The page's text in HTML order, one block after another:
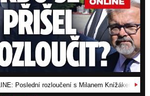
Poslední rozloučení s Milanem Knížákem